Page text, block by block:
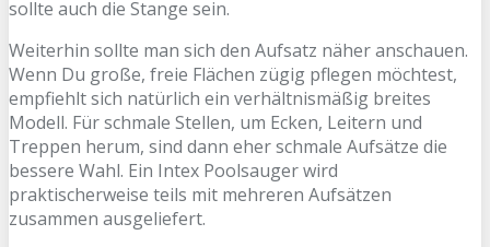
sollte auch die Stange sein.
Weiterhin sollte man sich den Aufsatz näher anschauen.
Wenn Du große, freie Flächen zügig pflegen möchtest,
empfiehlt sich natürlich ein verhältnismäßig breites
Modell. Für schmale Stellen, um Ecken, Leitern und
Treppen herum, sind dann eher schmale Aufsätze die
bessere Wahl. Ein Intex Poolsauger wird
praktischerweise teils mit mehreren Aufsätzen
zusammen ausgeliefert.